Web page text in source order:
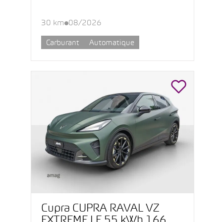
30 km 08/2026
Carburant Automatique
Cupra CUPRA RAVAL VZ